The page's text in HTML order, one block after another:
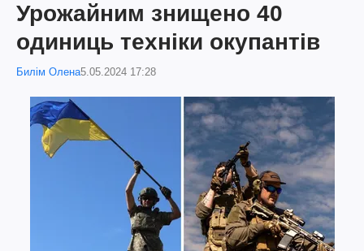
Урожайним знищено 40
одиниць техніки окупантів
Билім Олена5.05.2024 17:28